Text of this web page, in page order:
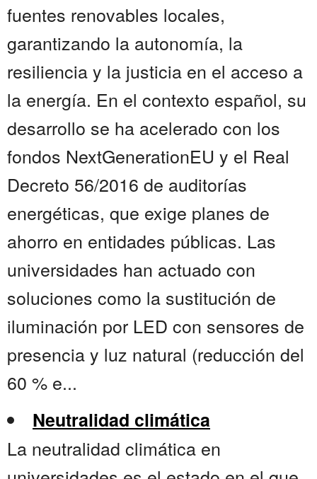
fuentes renovables locales,
garantizando la autonomía, la
resiliencia y la justicia en el acceso a
la energía. En el contexto español, su
desarrollo se ha acelerado con los
fondos NextGenerationEU y el Real
Decreto 56/2016 de auditorías
energéticas, que exige planes de
ahorro en entidades públicas. Las
universidades han actuado con
soluciones como la sustitución de
iluminación por LED con sensores de
presencia y luz natural (reducción del
60 % e...
Neutralidad climática
La neutralidad climática en